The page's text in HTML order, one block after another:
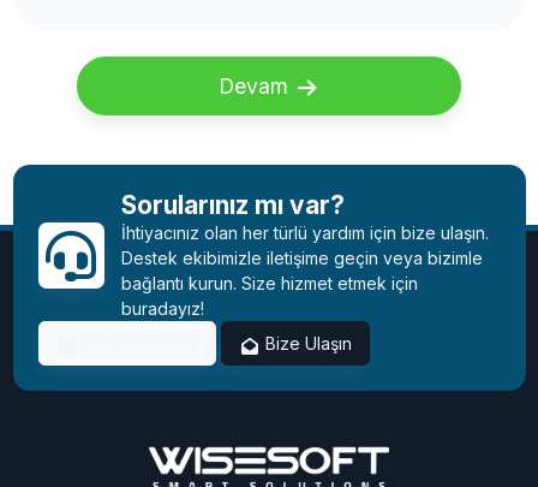
Devam
Sorularınız mı var?
İhtiyacınız olan her türlü yardım için bize ulaşın.
Destek ekibimizle iletişime geçin veya bizimle
bağlantı kurun. Size hizmet etmek için
buradayız!
Bize Ulaşın